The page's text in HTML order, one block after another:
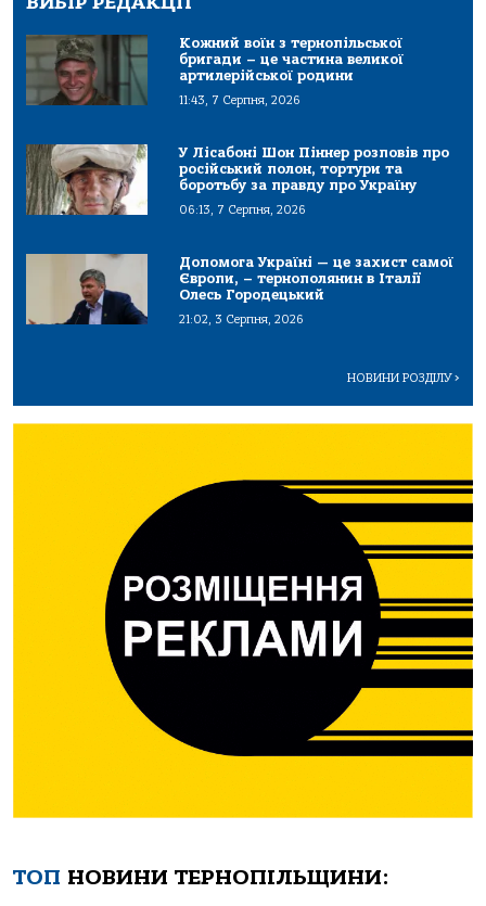
Кожний воїн з тернопільської
бригади – це частина великої
артилерійської родини
11:43, 7 Серпня, 2026
У Лісабоні Шон Піннер розповів про
російський полон, тортури та
боротьбу за правду про Україну
06:13, 7 Серпня, 2026
Допомога Україні — це захист самої
Європи, – тернополянин в Італії
Олесь Городецький
21:02, 3 Серпня, 2026
НОВИНИ РОЗДІЛУ>
ТОП НОВИНИ ТЕРНОПІЛЬЩИНИ: